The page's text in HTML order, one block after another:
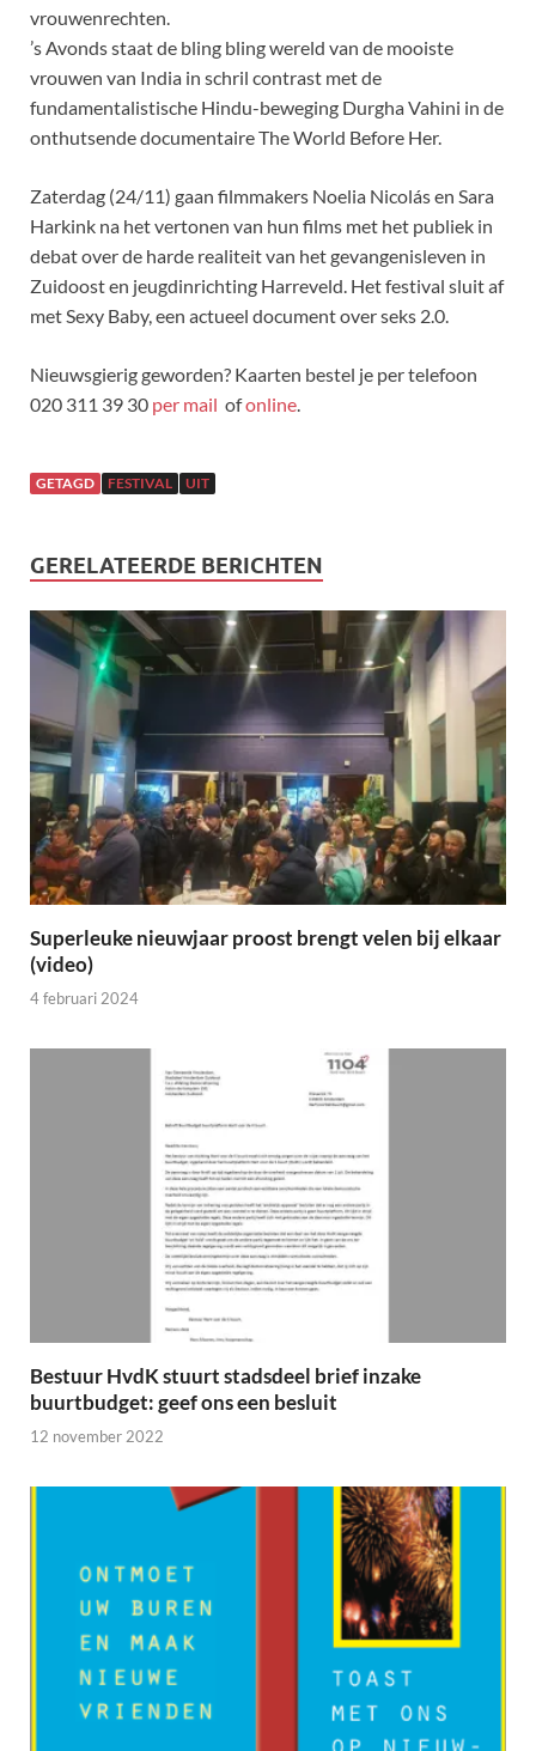
vrouwenrechten.
’s Avonds staat de bling bling wereld van de mooiste
vrouwen van India in schril contrast met de
fundamentalistische Hindu-beweging Durgha Vahini in de
onthutsende documentaire The World Before Her.
Zaterdag (24/11) gaan filmmakers Noelia Nicolás en Sara
Harkink na het vertonen van hun films met het publiek in
debat over de harde realiteit van het gevangenisleven in
Zuidoost en jeugdinrichting Harreveld. Het festival sluit af
met Sexy Baby, een actueel document over seks 2.0.
Nieuwsgierig geworden? Kaarten bestel je per telefoon
020 311 39 30 per mail ofonline
GETAGD FESTIVAL UIT
GERELATEERDE BERICHTEN
Superleuke nieuwjaar proost brengt velen bij elkaar
(video)
4 februari 2024
Bestuur HvdK stuurt stadsdeel brief inzake
buurtbudget: geef ons een besluit
12 november 2022